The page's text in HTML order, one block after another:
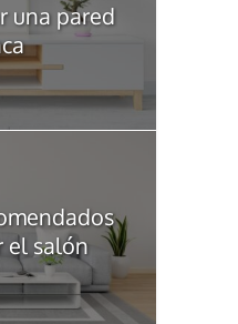
una pared
el salón